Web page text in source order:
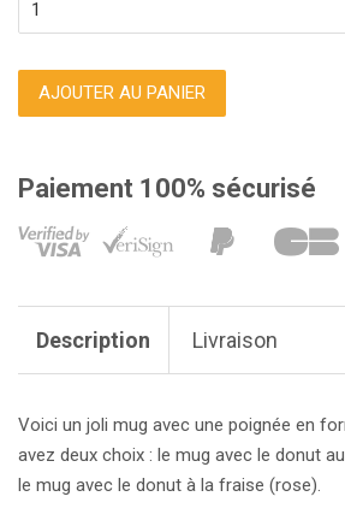
AJOUTER AU PANIER
Paiement 100% sécurisé
Description Livraison
Voici un joli mug avec une poignée en
avez deux choix : le mug avec le donut
le mug avec le donut à la fraise (rose).